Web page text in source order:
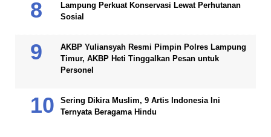
Lampung Perkuat Konservasi Lewat Perhutanan
Sosial
AKBP Yuliansyah Resmi Pimpin Polres Lampung
Timur, AKBP Heti Tinggalkan Pesan untuk
Personel
Sering Dikira Muslim, 9 Artis Indonesia Ini
Ternyata Beragama Hindu